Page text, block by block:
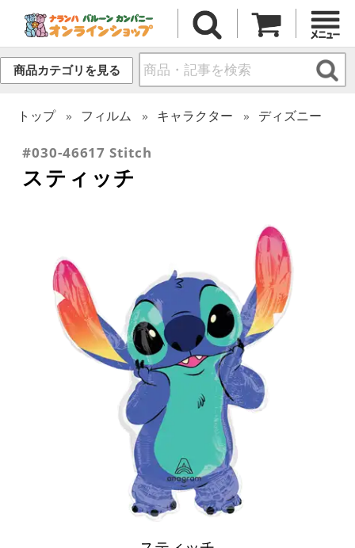
商品カテゴリを見る
トップ フィルム キャラクター ディズニー
#030-46617 Stitch
スティッチ